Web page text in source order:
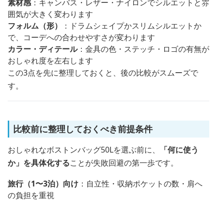
素材感：キャンバス・レザー・ナイロンでシルエットと雰
囲気が大きく変わります
フォルム（形）
：ドラムシェイプかスリムシルエットか
で、コーデへの合わせやすさが変わります
カラー・ディテール：金具の色・ステッチ・ロゴの有無が
おしゃれ度を左右します
この3点を先に整理しておくと、後の比較がスムーズで
す。
比較前に整理しておくべき前提条件
おしゃれなボストンバッグ50Lを選ぶ前に、
「何に使う
か」を具体化することが失敗回避の第一歩です。
旅行（1〜3泊）向け ：自立性・収納ポケットの数・肩へ
の負担を重視